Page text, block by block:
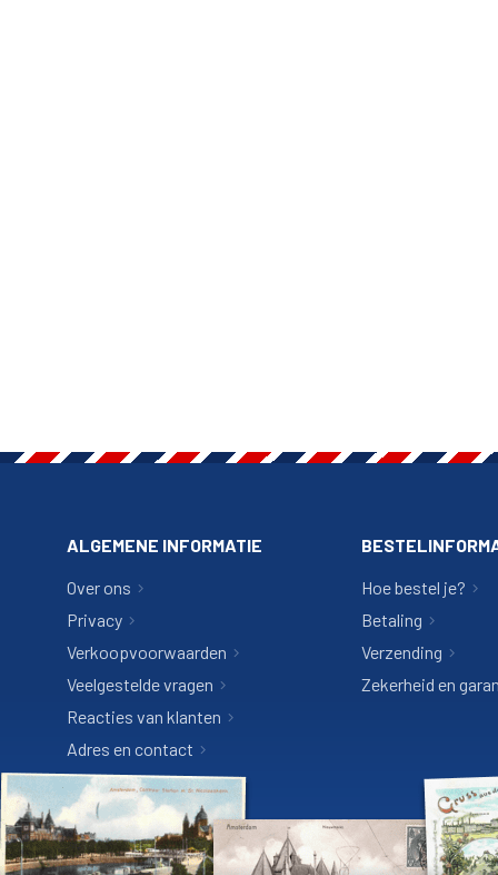
ALGEMENE INFORMATIE
Over ons
Privacy
Verkoopvoorwaarden
Veelgestelde vragen
Reacties van klanten
Adres en contact
Hoe bestel je?
Betaling
Verzending
Zekerheid en